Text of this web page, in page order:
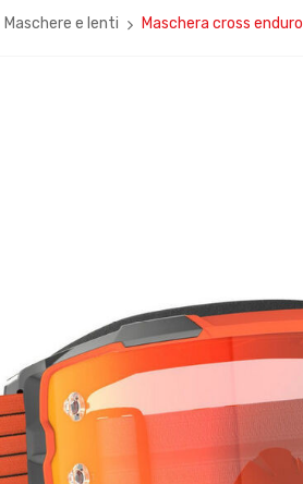
Maschere e lenti Maschera cross